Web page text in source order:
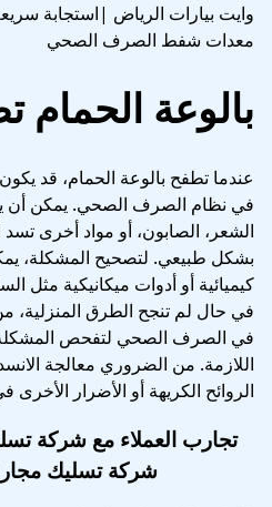
وايت بيارات الرياض |استجابة
معدات شفط الصرف الصحي
بالوعة الحمام
عندما تطفح بالوعة الحمام، قد
في نظام الصرف الصحي. يمكن أن
الشعر، الصابون، أو مواد أخرى تسد
بشكل طبيعي. لتصحيح المشكلة،
كيميائية أو أدوات ميكانيكية مثل
في حال لم تنجح الطرق
في الصرف الصحي لتفحص المشكلة
اللازمة. من الضروري معالجة
الروائح الكريهة أو الأضرار الأخرى
تجارب العملاء مع شركة
شركة تسليك